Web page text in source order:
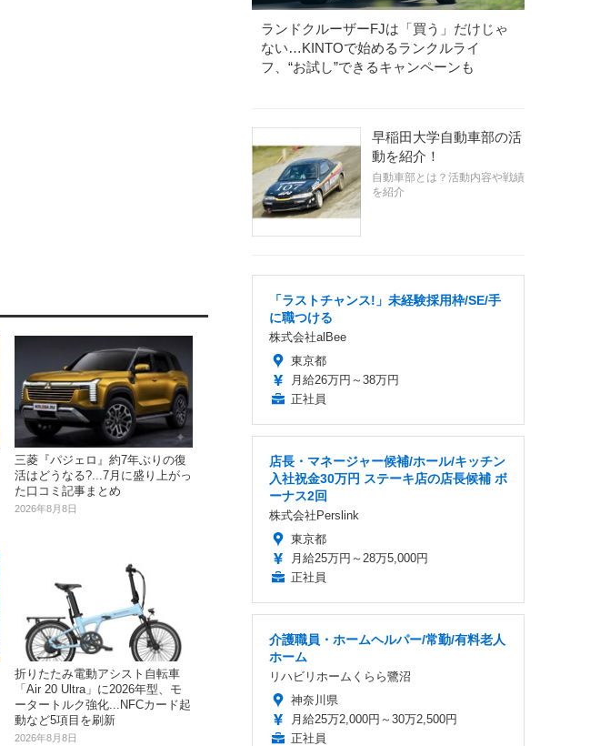
三菱『パジェロ』約7年ぶりの復
活はどうなる?...7月に盛り上がっ
た口コミ記事まとめ
2026年8月8日
折りたたみ電動アシスト自転車
「Air 20 Ultra」に2026年型、モ
ータートルク強化...NFCカード起
動など5項目を刷新
2026年8月8日
ランドクルーザーFJは「買う」だけじゃ
ない…KINTOで始めるランクルライ
フ、“お試し”できるキャンペーンも
早稲田大学自動車部の活
動を紹介！
自動車部とは？活動内容や戦績
を紹介
「ラストチャンス!」未経験採用枠/SE/手
に職つける
株式会社alBee
東京都
月給26万円～38万円
正社員
店長・マネージャー候補/ホール/キッチン
入社祝金30万円 ステーキ店の店長候補 ボ
ーナス2回
株式会社Perslink
東京都
月給25万円～28万5,000円
正社員
介護職員・ホームヘルパー/常勤/有料老人
ホーム
リハビリホームくらら鷺沼
神奈川県
月給25万2,000円～30万2,500円
正社員